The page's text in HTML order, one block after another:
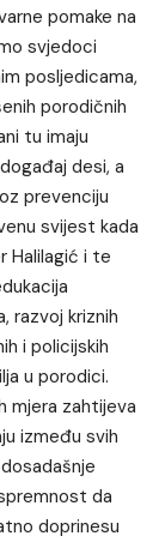
pomake na
svjedoci
posljedicama,
porodičnih
tu imaju
desi, a
prevenciju
svijest kada
Halilagić i te
razvoj kriznih
i policijskih
u porodici.
mjera zahtijeva
između svih
da
doprinesu